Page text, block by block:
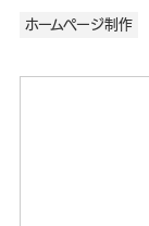
ホームページ制作